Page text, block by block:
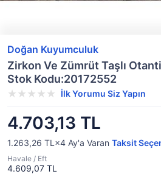
Doğan Kuyumculuk
Zirkon Ve Zümrüt Taşlı
Stok Kodu:20172552
İlk Yorumu Siz Yapın
4.703,13 TL
1.263,26 TL×4 Ay'a Varan Taksit
Havale / Eft
4.609,07 TL